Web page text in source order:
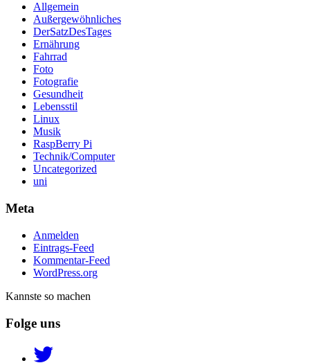
Allgemein
Außergewöhnliches
DerSatzDesTages
Ernährung
Fahrrad
Foto
Fotografie
Gesundheit
Lebensstil
Linux
Musik
RaspBerry Pi
Technik/Computer
Uncategorized
uni
Meta
Anmelden
Eintrags-Feed
Kommentar-Feed
WordPress.org
Kannste so machen
Folge uns